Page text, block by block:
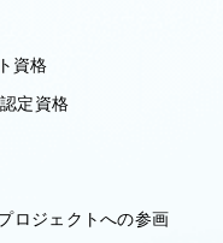
資格
定資格
ロジェクトへの参画